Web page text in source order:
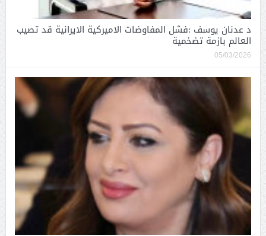
د عدنان يوسف :فشل المفاوضات الاميركية الايرانية قد تصيب
العالم بازمة تضخمية
05/03/2026